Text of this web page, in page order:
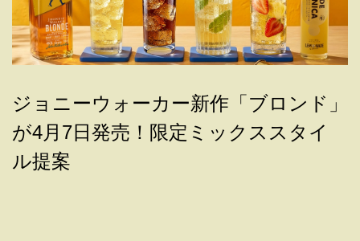
ジョニーウォーカー新作「ブロンド」
が4月7日発売！限定ミックススタイ
ル提案